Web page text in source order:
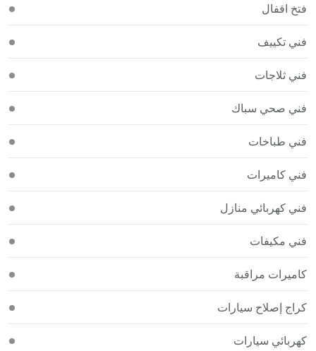
فتخ اقفال
فني تكييف
فني ثلاجات
فني صحي سباك
فني طباخات
فني كاميرات
فني كهربائي منازل
فني مكيفات
كاميرات مراقبة
كراج إصلاح سيارات
كهربائي سيارات